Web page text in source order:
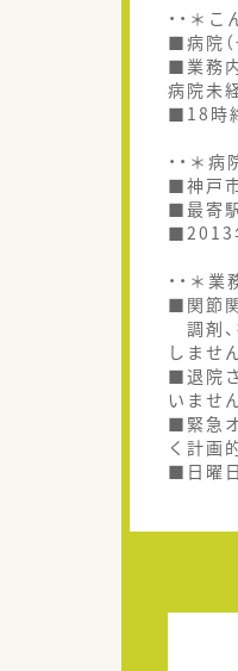
・・＊こ
■病院
■業務
病院未
■18時
・・＊病
■神戸
■最寄
■2013
・・＊業
■関節
調剤
しませ
■退院
いません
■緊急
く計画
■日曜